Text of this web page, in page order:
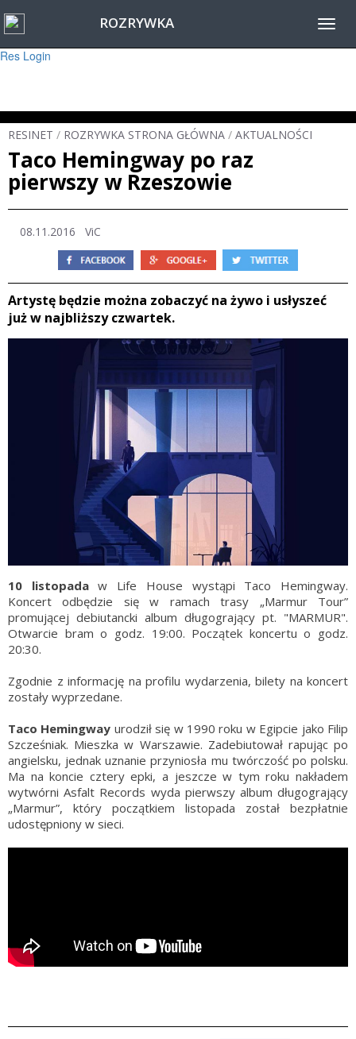
Warning
: session_start(): Failed to read session data: user (path: ) in
Res Login
ROZRYWKA
RESINET / ROZRYWKA STRONA GŁÓWNA / AKTUALNOŚCI
Taco Hemingway po raz
pierwszy w Rzeszowie
08.11.2016 ViC
Artystę będzie można zobaczyć na żywo i usłyszeć
już w najbliższy czwartek.
10 listopadaw Life House wystąpi Taco Hemingway.
Koncert odbędzie się w ramach trasy „Marmur Tour”
promującej debiutancki album długogrający pt. "MARMUR".
Otwarcie bram o godz. 19:00. Początek koncertu o godz.
20:30.
Zgodnie z informację na profilu wydarzenia, bilety na koncert
zostały wyprzedane.
Taco Hemingway urodził się w 1990 roku w Egipcie jako Filip
Szcześniak. Mieszka w Warszawie. Zadebiutował rapując po
angielsku, jednak uznanie przyniosła mu twórczość po polsku.
Ma na koncie cztery epki, a jeszcze w tym roku nakładem
wytwórni Asfalt Records wyda pierwszy album długogrający
„Marmur”, który początkiem listopada został bezpłatnie
udostępniony w sieci.